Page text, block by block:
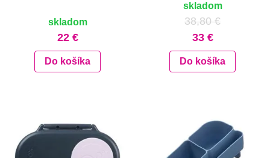
skladom
22 €
Do košíka
skladom
38,80 €
33 €
Do košíka